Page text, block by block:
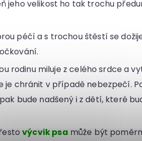
jeho velikost ho tak trochu
péčí a s trochou štěstí se
rodinu miluje z celého srdce a
je chránit v případě nebezpečí.
bude nadšený i z dětí, které
výcvik psa může být